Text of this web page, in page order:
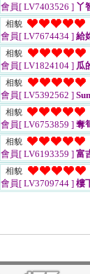
會員[ LV7403526 ] 丫
相貌
會員[ LV7674434 ] 給
相貌
會員[ LV1824104 ] 瓜
相貌
會員[ LV5392562 ]
相貌
會員[ LV6753859 ] 奪
相貌
會員[ LV6193359 ] 富
相貌
會員[ LV3709744 ] 樓